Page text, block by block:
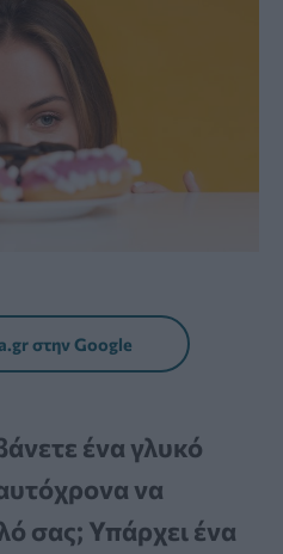
στην Google
ένα γλυκό
να
σας; Υπάρχει ένα